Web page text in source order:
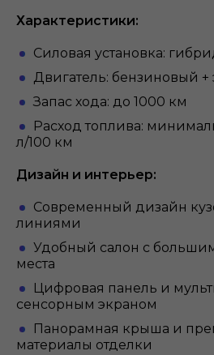
Характеристики:
Силовая установка:
Двигатель: бензиновый +
Запас хода: до 1000 км
Расход топлива:
л/100 км
Дизайн и интерьер:
Современный дизайн
линиями
Удобный салон с
места
Цифровая панель и
сенсорным экраном
Панорамная крыша и
материалы отделки